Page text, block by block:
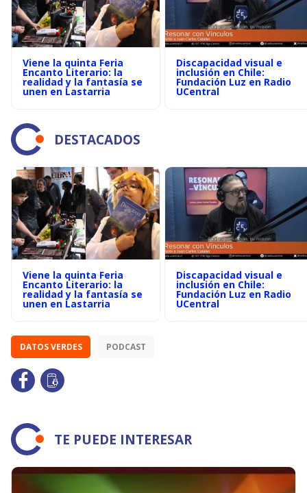
Viene la quinta Feria
Encanto Literario: la
realidad y la fantasía se
unen en Lastarria
Discapacidad visual e
inclusión en Chile:
Fundación Luz en Radio
UCentral
DESTACADOS
Viene la quinta Feria
Encanto Literario: la
realidad y la fantasía se
unen en Lastarria
Discapacidad visual e
inclusión en Chile:
Fundación Luz en Radio
UCentral
DATOS VERDES PODCAST
TE PUEDE INTERESAR